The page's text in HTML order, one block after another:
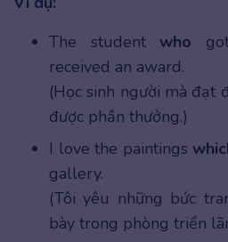
The student who
received an award.
(Học sinh người mà đạt
được phần thưởng.)
I love the paintings
gallery.
(Tôi yêu những bức
bày trong phòng triển